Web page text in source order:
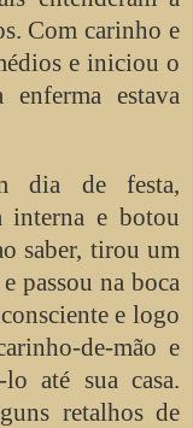
Com carinho e
e iniciou o
estava
dia de festa,
interna e botou
saber, tirou um
passou na boca
e logo
de-mão e
até sua casa.
retalhos de